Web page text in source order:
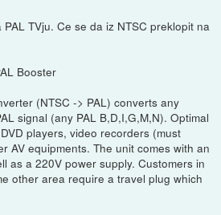
TVju. Ce se da iz NTSC preklopit na
Booster
(NTSC -> PAL) converts any
signal (any PAL B,D,I,G,M,N). Optimal
players, video recorders (must
AV equipments. The unit comes with an
as a 220V power supply. Customers in
other area require a travel plug which